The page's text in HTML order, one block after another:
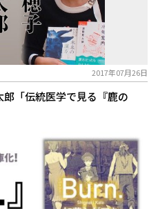
2017年07月26日
「伝統医学で見る『鹿の